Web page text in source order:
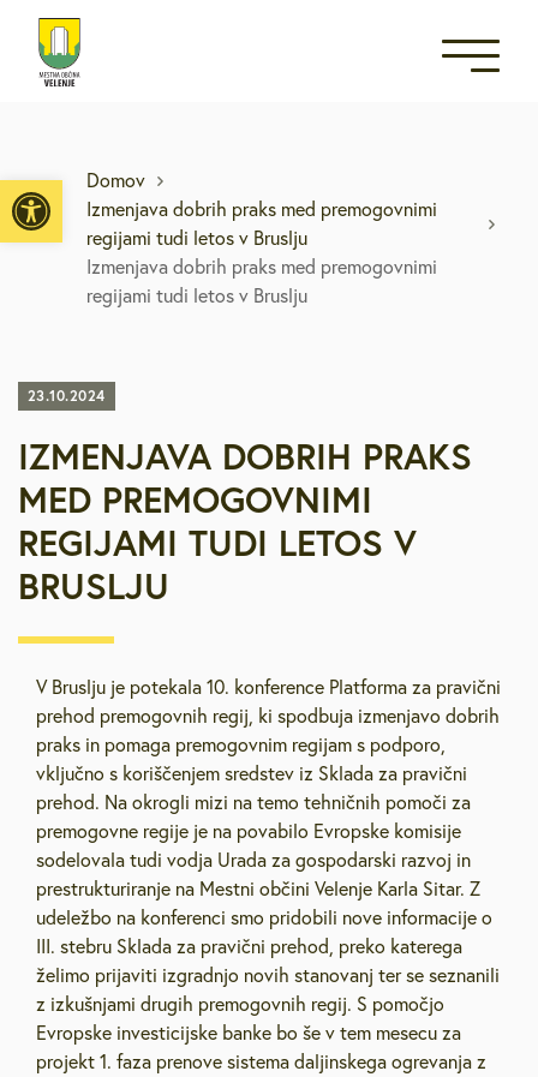
Open toolbar
Domov
Izmenjava dobrih praks med premogovnimi
regijami tudi letos v Bruslju
Izmenjava dobrih praks med premogovnimi
regijami tudi letos v Bruslju
23.10.2024
IZMENJAVA DOBRIH PRAKS
MED PREMOGOVNIMI
REGIJAMI TUDI LETOS V
BRUSLJU
V Bruslju je potekala 10. konference Platforma za pravični
prehod premogovnih regij, ki spodbuja izmenjavo dobrih
praks in pomaga premogovnim regijam s podporo,
vključno s koriščenjem sredstev iz Sklada za pravični
prehod. Na okrogli mizi na temo tehničnih pomoči za
premogovne regije je na povabilo Evropske komisije
sodelovala tudi vodja Urada za gospodarski razvoj in
prestrukturiranje na Mestni občini Velenje Karla Sitar. Z
udeležbo na konferenci smo pridobili nove informacije o
III. stebru Sklada za pravični prehod, preko katerega
želimo prijaviti izgradnjo novih stanovanj ter se seznanili
z izkušnjami drugih premogovnih regij. S pomočjo
Evropske investicijske banke bo še v tem mesecu za
projekt 1. faza prenove sistema daljinskega ogrevanja z